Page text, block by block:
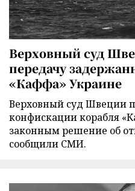
Верховный суд
передачу
«Каффа» Украине
Верховный суд Швеции
конфискации корабля
законным решение об
сообщили СМИ.